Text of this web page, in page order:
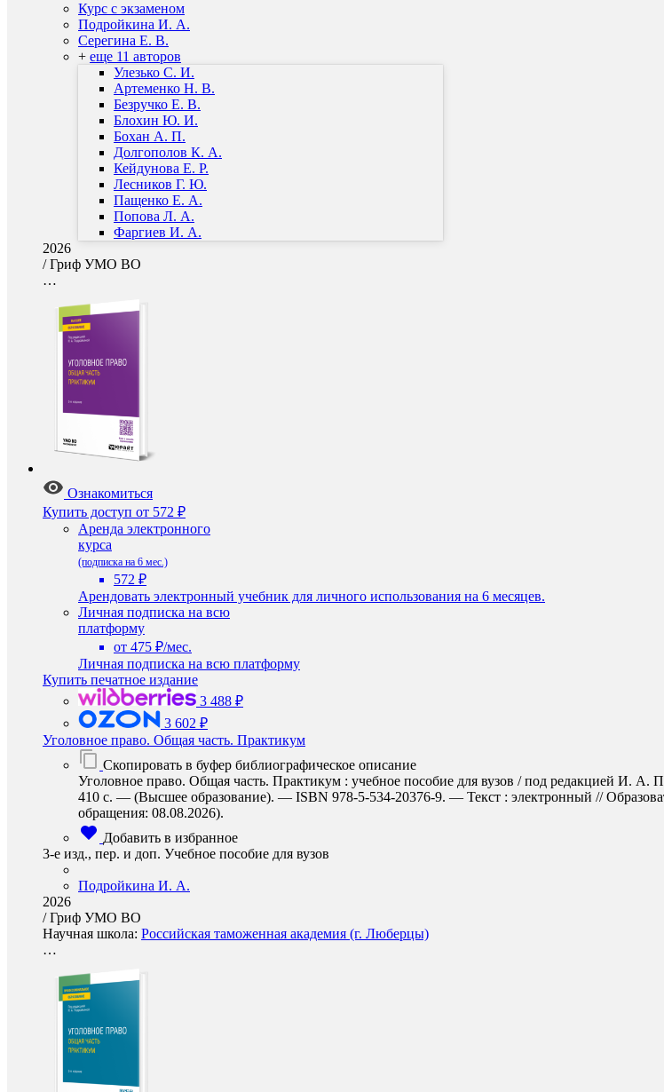
Курс с экзаменом
Подройкина И. А.
Серегина Е. В.
+ еще 11 авторов
Улезько С. И.
Артеменко Н. В.
Безручко Е. В.
Блохин Ю. И.
Бохан А. П.
Долгополов К. А.
Кейдунова Е. Р.
Лесников Г. Ю.
Пащенко Е. А.
Попова Л. А.
Фаргиев И. А.
2026
/Гриф УМО ВО
…
Ознакомиться
Купить доступ от 572 ₽
Аренда электронного
курса
(подписка на 6 мес.)
572 ₽
Арендовать электронный учебник для личного использования на 6 месяцев.
Личная подписка на всю
платформу
от 475 ₽/мес.
Личная подписка на всю платформу
Купить печатное издание
3 488 ₽
3 602 ₽
Уголовное право. Общая часть. Практикум
Скопировать в буфер библиографическое описание
Уголовное право. Общая часть. Практикум : учебное пособие для вузов / под редакцией И.
410 с. — (Высшее образование). — ISBN 978-5-534-20376-9. — Текст : электронный //
обращения: 08.08.2026).
Добавить в избранное
3-е изд., пер. и доп. Учебное пособие для вузов
Подройкина И. А.
2026
/Гриф УМО ВО
Научная школа: Российская таможенная академия (г. Люберцы)
…